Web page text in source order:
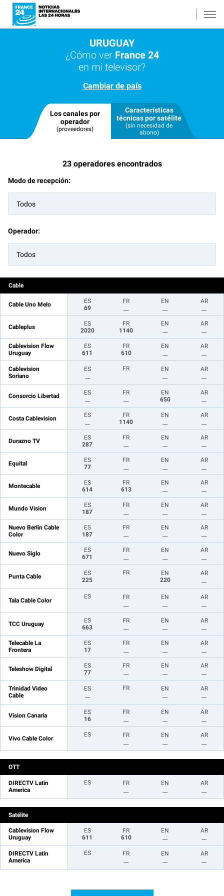
URUGUAY
¿Cómo ver France 24
en mi televisor?
Cambiar de país
Los canales por
operador
(proveedores)
Características
técnicas por satélite
(sin necesidad de
abono)
23 operadores encontrados
Modo de recepción:
Todos
Operador:
Todos
Cable
Cable Uno Melo
ES
69
FR
EN
AR
Cableplus
ES
2020
FR
1140
EN
AR
Cablevision Flow
Uruguay
ES
611
FR
610
EN
AR
Cablevision
Soriano
ES
FR
EN
AR
Consorcio Libertad
ES
FR
EN
650
AR
Costa Cablevision
ES
FR
1140
EN
AR
Durazno TV
ES
287
FR
EN
AR
Equital
ES
77
FR
EN
AR
Montecable
ES
614
FR
613
EN
AR
Mundo Vision
ES
187
FR
EN
AR
Nuevo Berlin Cable
Color
ES
187
FR
EN
AR
Nuevo Siglo
ES
671
FR
EN
AR
Punta Cable
ES
225
FR
EN
220
AR
Tala Cable Color
ES
FR
EN
AR
TCC Uruguay
ES
663
FR
EN
AR
Telecable La
Frontera
ES
17
FR
EN
AR
Teleshow Digital
ES
77
FR
EN
AR
Trinidad Video
Cable
ES
FR
EN
AR
Vision Canaria
ES
16
FR
EN
AR
Vivo Cable Color
ES
FR
EN
AR
OTT
DIRECTV Latin
America
ES
FR
EN
AR
Satélite
Cablevision Flow
Uruguay
ES
611
FR
610
EN
AR
DIRECTV Latin
America
ES
FR
EN
AR